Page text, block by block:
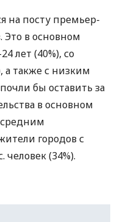
на посту премьер-
Это в основном
лет (40%), со
а также с низким
бы оставить за
в основном
городов с
человек (34%).